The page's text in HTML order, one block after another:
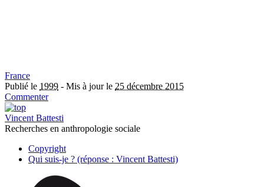
France
Publié le 1999 - Mis à jour le 25 décembre 2015
Commenter
Vincent Battesti
Recherches en anthropologie sociale
Copyright
Qui suis-je ? (réponse : Vincent Battesti)